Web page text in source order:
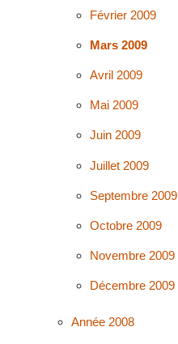
Février 2009
Mars 2009
Avril 2009
Mai 2009
Juin 2009
Juillet 2009
Septembre 2009
Octobre 2009
Novembre 2009
Décembre 2009
Année 2008